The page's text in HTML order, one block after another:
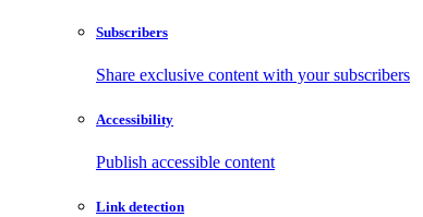
Subscribers
Share exclusive content with your subscribers
Accessibility
Publish accessible content
Link detection